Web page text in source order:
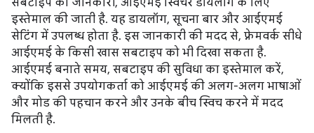
इस्तेमाल की जाती है. यह डायलॉग, सूचना बार और आईएमई
सेटिंग में उपलब्ध होता है. इस जानकारी की मदद से, फ़्रेमवर्क सीधे
आईएमई के किसी खास सबटाइप को भी दिखा सकता है.
आईएमई बनाते समय, सबटाइप की सुविधा का इस्तेमाल करें,
क्योंकि इससे उपयोगकर्ता को आईएमई की अलग-अलग भाषाओं
और मोड की पहचान करने और उनके बीच स्विच करने में मदद
मिलती है.